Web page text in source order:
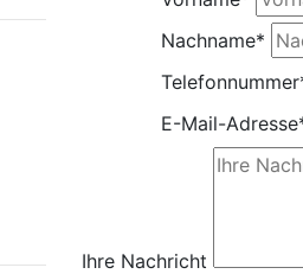
Nachname*
Telefonnummer
E-Mail-Adresse
Ihre Nachricht